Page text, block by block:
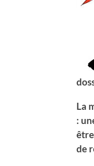
La
:
de